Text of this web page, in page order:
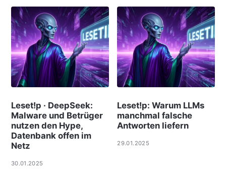
Leset!p · DeepSeek:
Malware und Betrüger
nutzen den Hype,
Datenbank offen im
Netz
30.01.2025
Leset!p: Warum LLMs
manchmal falsche
Antworten liefern
29.01.2025